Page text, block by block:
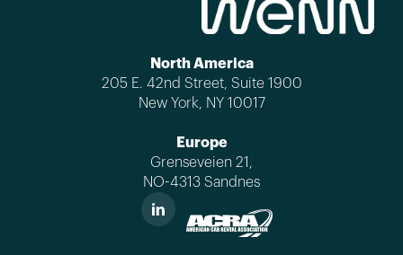
North America
205 E. 42nd Street, Suite 1900
New York, NY 10017
Europe
Grenseveien 21,
NO-4313 Sandnes